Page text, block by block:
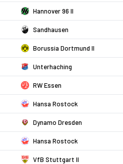
Hannover 96 II
Sandhausen
Borussia Dortmund II
Unterhaching
RW Essen
Hansa Rostock
Dynamo Dresden
Hansa Rostock
VfB Stuttgart II